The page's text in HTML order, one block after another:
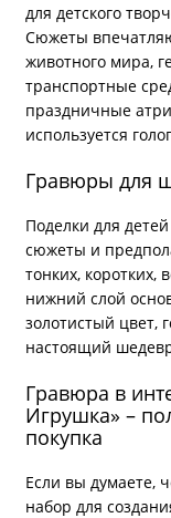
для детского
Сюжеты
животного мира,
транспортные
праздничные
используется
Гравюры для
Поделки для
сюжеты и
тонких, коротких,
нижний слой
золотистый цвет,
настоящий
Гравюра в
Игрушка» –
покупка
Если вы думаете,
набор для